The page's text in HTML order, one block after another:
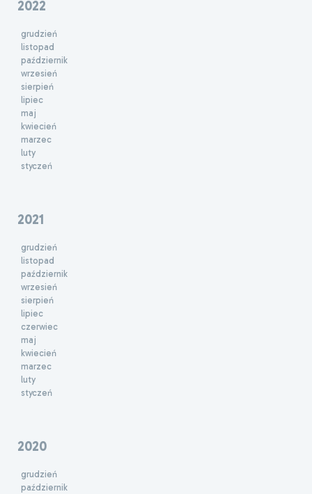
2022
grudzień
listopad
październik
wrzesień
sierpień
lipiec
maj
kwiecień
marzec
luty
styczeń
2021
grudzień
listopad
październik
wrzesień
sierpień
lipiec
czerwiec
maj
kwiecień
marzec
luty
styczeń
2020
grudzień
październik